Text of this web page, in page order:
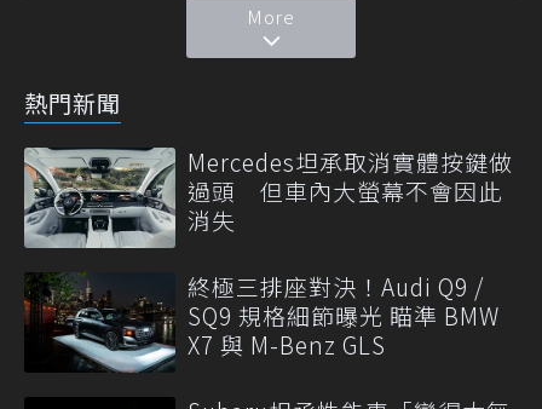
More
熱門新聞
Mercedes坦承取消實體按鍵做
過頭 但車內大螢幕不會因此
消失
終極三排座對決！Audi Q9 /
SQ9 規格細節曝光 瞄準 BMW
X7 與 M-Benz GLS